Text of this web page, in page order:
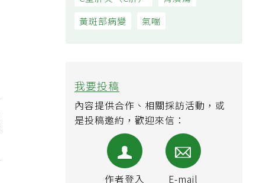
C型肝炎（C肝）
黃斑部病變
我要投稿
內容提供合作、相關採訪活動，或
是投稿邀約，歡迎來信：